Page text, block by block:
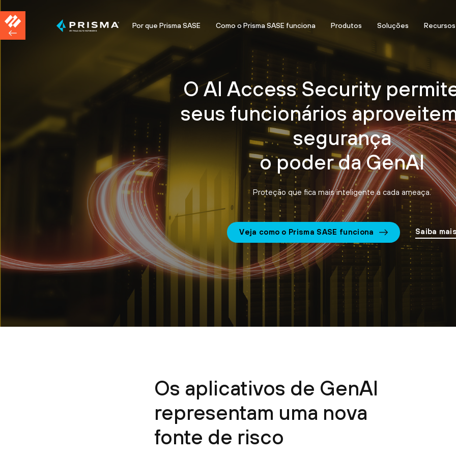
Por que Prisma SASE Como o Prisma SASE funciona Produtos Soluções Recursos
O AI Access Security
seus funcionários
segurança
o poder da GenAI
Proteção que fica mais inteligente a cada ameaça.
Veja como o Prisma SASE funciona Saiba
Os aplicativos de GenAI
representam uma nova
fonte de risco